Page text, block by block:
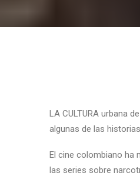
LA CULTURA urbana
algunas de las
El cine colombiano ha
las series sobre